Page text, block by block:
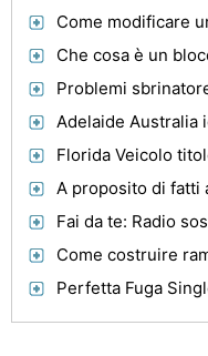
Problemi
Florida Veicolo
A proposito di fatti
Fai da te: Radio
Come costruire
Perfetta Fuga